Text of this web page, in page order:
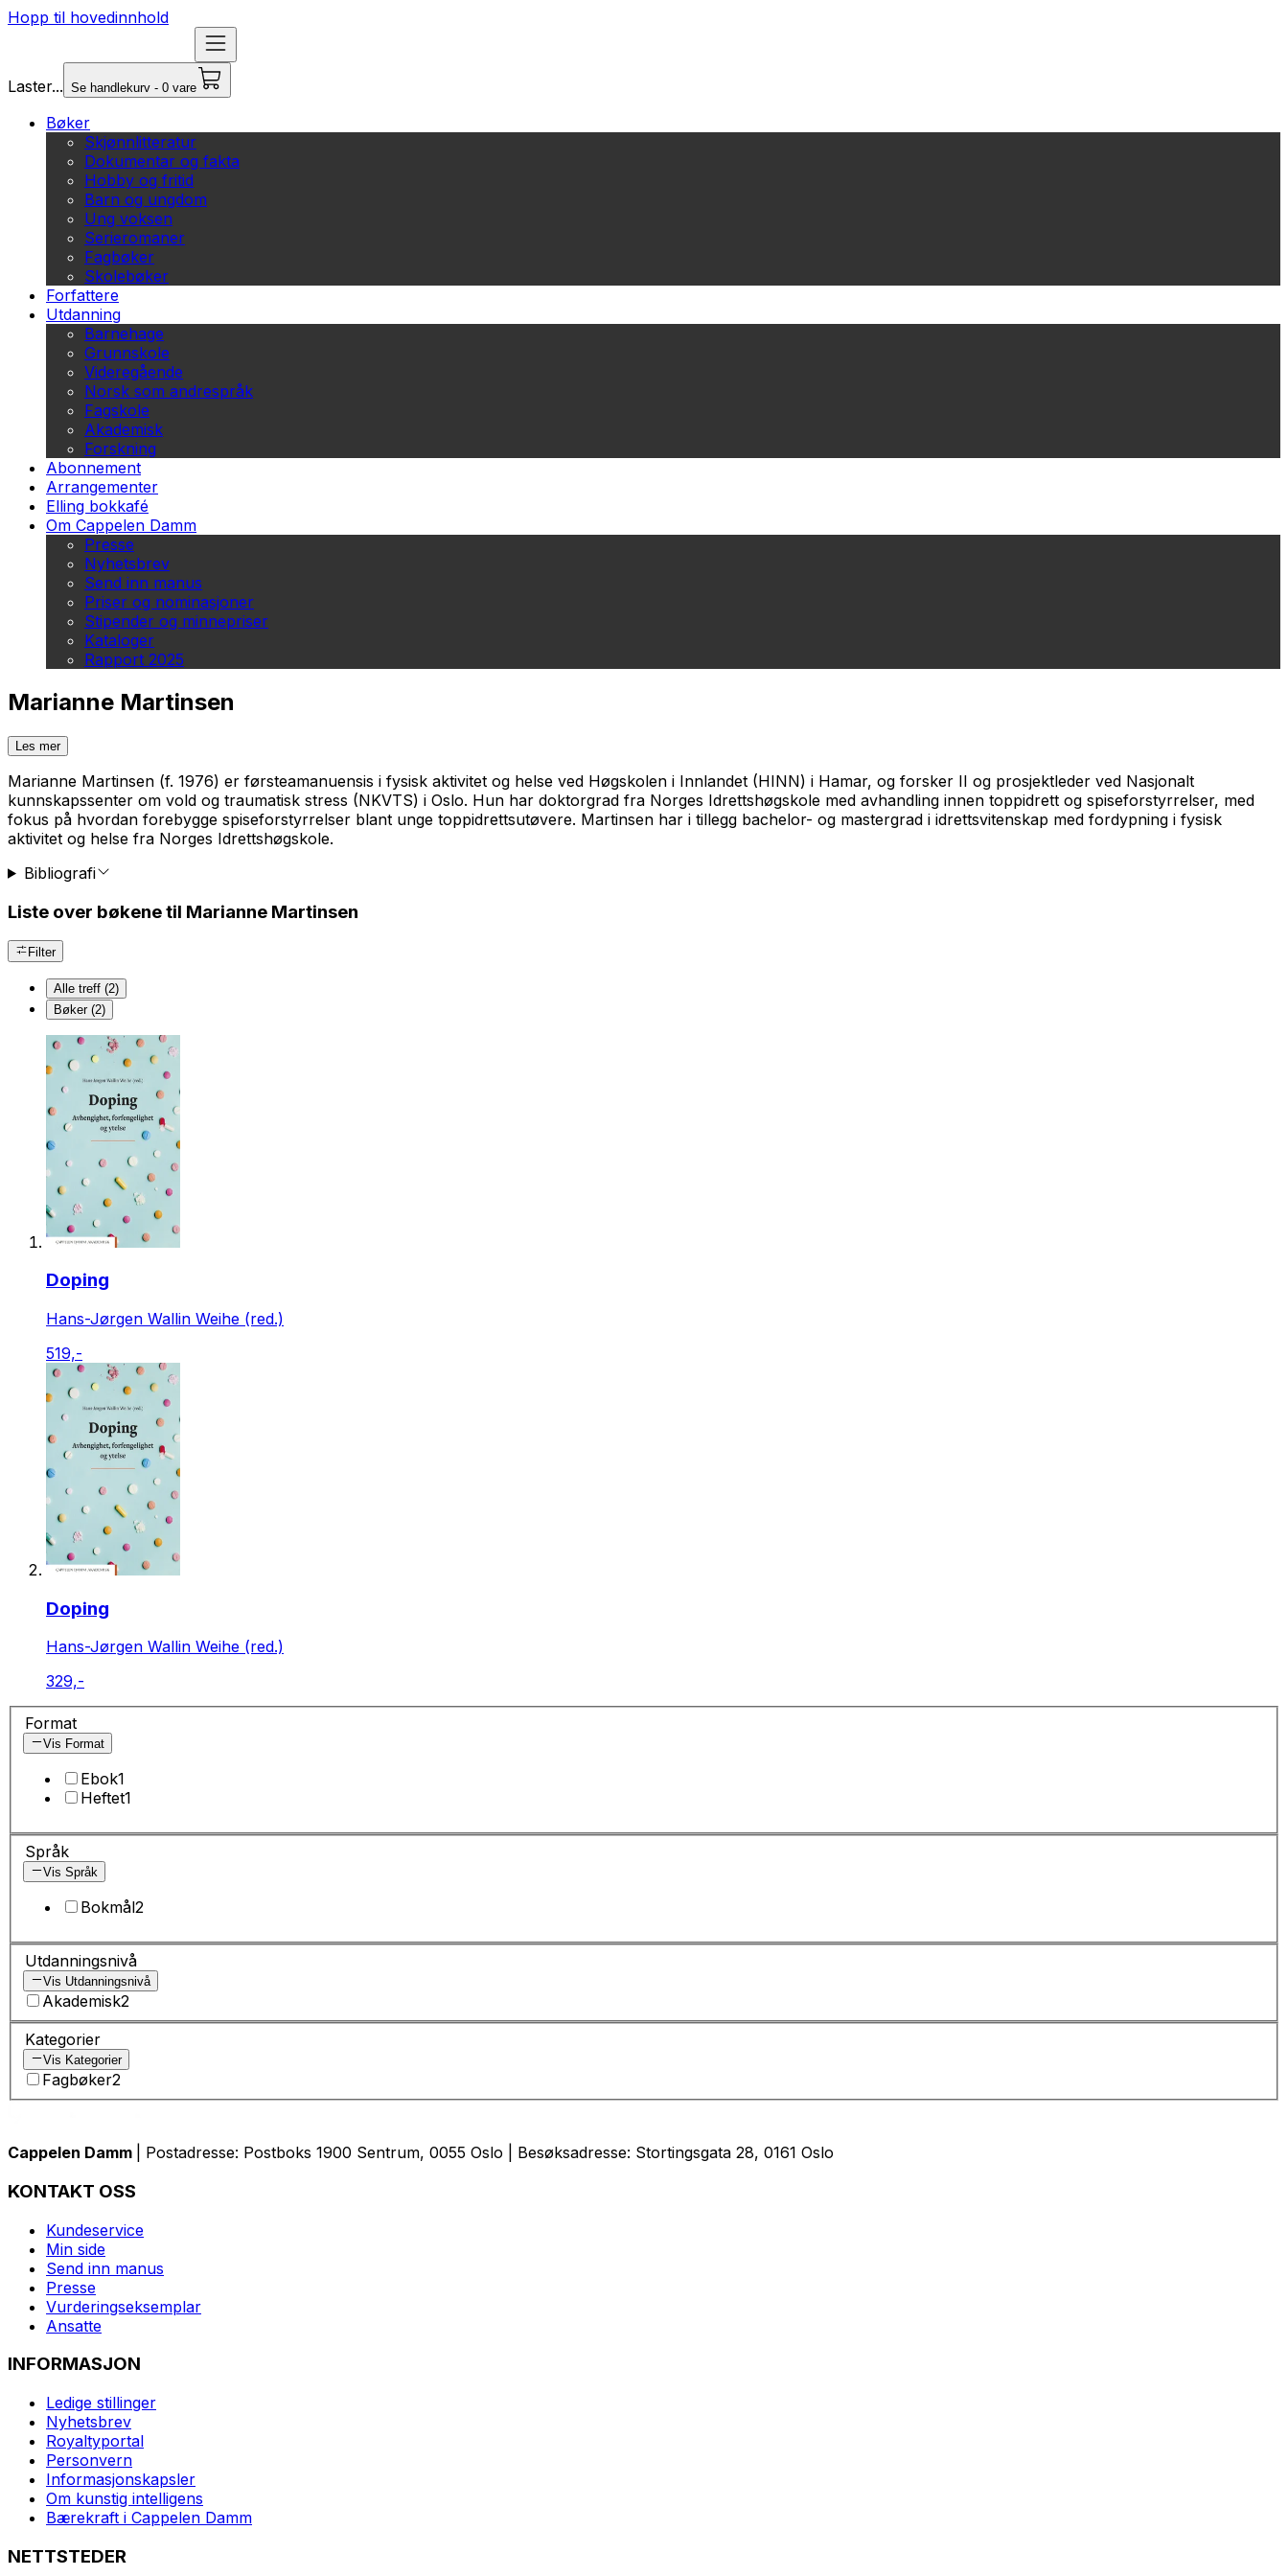
Hopp til hovedinnhold
Laster... Se handlekurv - 0 vare
Bøker
Skjønnlitteratur
Dokumentar og fakta
Hobby og fritid
Barn og ungdom
Ung voksen
Serieromaner
Fagbøker
Skolebøker
Forfattere
Utdanning
Barnehage
Grunnskole
Videregående
Norsk som andrespråk
Fagskole
Akademisk
Forskning
Abonnement
Arrangementer
Elling bokkafé
Om Cappelen Damm
Presse
Nyhetsbrev
Send inn manus
Priser og nominasjoner
Stipender og minnepriser
Kataloger
Rapport 2025
Marianne Martinsen
Les mer
Marianne Martinsen (f. 1976) er førsteamanuensis i fysisk aktivitet og helse ved Høgskolen i Innlandet (HINN) i Hamar, og forsker II og prosjektleder ved Nasjonalt
kunnskapssenter om vold og traumatisk stress (NKVTS) i Oslo. Hun har doktorgrad fra Norges Idrettshøgskole med avhandling innen toppidrett og spiseforstyrrelser, med
fokus på hvordan forebygge spiseforstyrrelser blant unge toppidrettsutøvere. Martinsen har i tillegg bachelor- og mastergrad i idrettsvitenskap med fordypning i fysisk
aktivitet og helse fra Norges Idrettshøgskole.
Bibliografi
Liste over bøkene til Marianne Martinsen
Filter
Alle treff (2)
Bøker (2)
Doping
Hans-Jørgen Wallin Weihe (red.)
519,-
Doping
Hans-Jørgen Wallin Weihe (red.)
329,-
Format
Vis Format
Ebok1
Heftet1
Språk
Vis Språk
Bokmål2
Utdanningsnivå
Vis Utdanningsnivå
Akademisk2
Kategorier
Vis Kategorier
Fagbøker2
Cappelen Damm | Postadresse: Postboks 1900 Sentrum, 0055 Oslo | Besøksadresse: Stortingsgata 28, 0161 Oslo
KONTAKT OSS
Kundeservice
Min side
Send inn manus
Presse
Vurderingseksemplar
Ansatte
INFORMASJON
Ledige stillinger
Nyhetsbrev
Royaltyportal
Personvern
Informasjonskapsler
Om kunstig intelligens
Bærekraft i Cappelen Damm
NETTSTEDER